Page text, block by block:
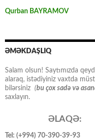
Qurban BAYRAMOV
ƏMƏKDAŞLIQ
Salam olsun! Saytımızda
alaraq, istədiyiniz vaxtda
bilərsiniz (bu çox sadə və
saxlayın.
ƏLAQƏ:
Tel: (+994) 70-390-39-93